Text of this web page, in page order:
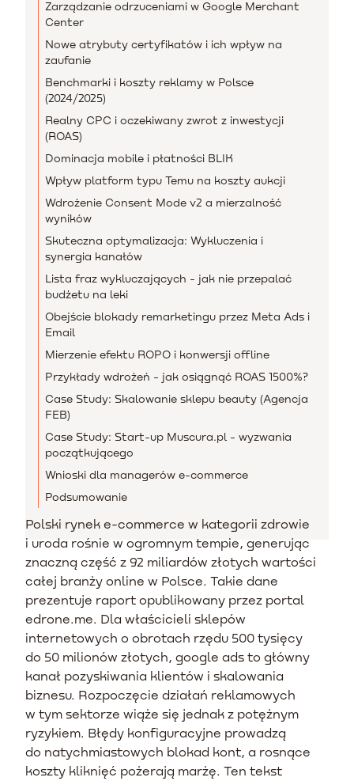
Zarządzanie odrzuceniami w Google Merchant
Center
Nowe atrybuty certyfikatów i ich wpływ na
zaufanie
Benchmarki i koszty reklamy w Polsce
(2024/2025)
Realny CPC i oczekiwany zwrot z inwestycji
(ROAS)
Dominacja mobile i płatności BLIK
Wpływ platform typu Temu na koszty aukcji
Wdrożenie Consent Mode v2 a mierzalność
wyników
Skuteczna optymalizacja: Wykluczenia i
synergia kanałów
Lista fraz wykluczających - jak nie przepalać
budżetu na leki
Obejście blokady remarketingu przez Meta Ads i
Email
Mierzenie efektu ROPO i konwersji offline
Przykłady wdrożeń - jak osiągnąć ROAS 1500%?
Case Study: Skalowanie sklepu beauty (Agencja
FEB)
Case Study: Start-up Muscura.pl - wyzwania
początkującego
Wnioski dla managerów e-commerce
Podsumowanie
Polski rynek e-commerce w kategorii zdrowie
i uroda rośnie w ogromnym tempie, generując
znaczną część z 92 miliardów złotych wartości
całej branży online w Polsce. Takie dane
prezentuje raport opublikowany przez portal
edrone.me. Dla właścicieli sklepów
internetowych o obrotach rzędu 500 tysięcy
do 50 milionów złotych, google ads to główny
kanał pozyskiwania klientów i skalowania
biznesu. Rozpoczęcie działań reklamowych
w tym sektorze wiąże się jednak z potężnym
ryzykiem. Błędy konfiguracyjne prowadzą
do natychmiastowych blokad kont, a rosnące
koszty kliknięć pożerają marżę. Ten tekst